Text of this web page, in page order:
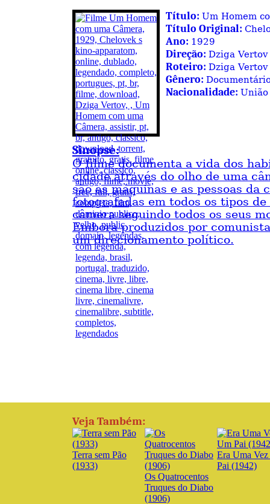
Título: Um Homem
Título Original:
Ano: 1929
Direção: Dziga Vertov
Roteiro: Dziga Vertov
Gênero:
Nacionalidade: União
Sinopse:
O filme documenta a vida dos
cidade através do olho de uma
são as máquinas e as pessoas da
fotografadas em todos os tipos
câmera seguindo todos os seus
Embora produzidos por
um direcionamento político.
Veja Também:
Terra sem Pão
(1933)
Os Quatrocentos
Truques do Diabo
(1906)
Era Uma
Pai (1942)